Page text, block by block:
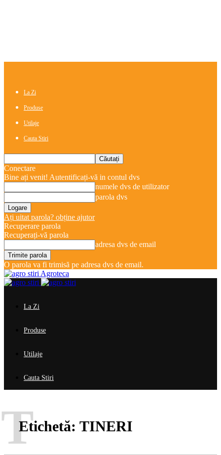
La Zi
Produse
Utilaje
Cauta Stiri
Conectare
Bine ați venit! Autentificați-vă in contul dvs
numele dvs de utilizator
parola dvs
Ați uitat parola? obține ajutor
Recuperare parola
Recuperați-vă parola
adresa dvs de email
O parola va fi trimisă pe adresa dvs de email.
Agroteca
La Zi
Produse
Utilaje
Cauta Stiri
Etichetă: TINERI
T